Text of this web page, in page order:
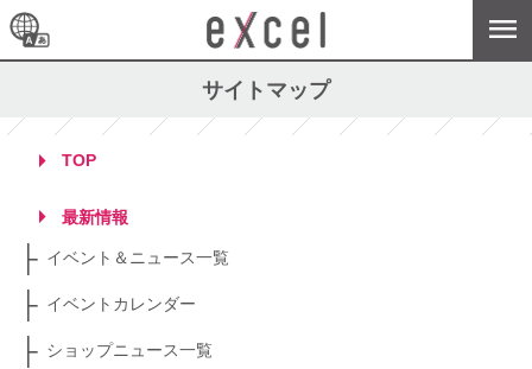
サイトマップ
TOP
最新情報
イベント＆ニュース一覧
イベントカレンダー
ショップニュース一覧